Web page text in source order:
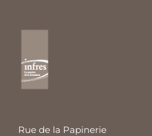
Rue de la Papinerie